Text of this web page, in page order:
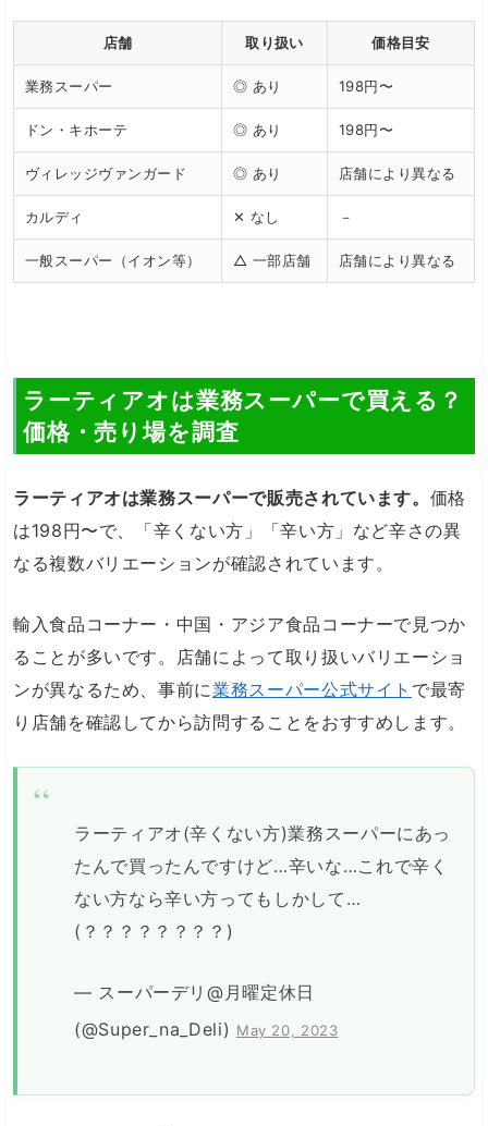
店舗 取り扱い 価格目安
業務スーパー ◎ あり 198円〜
ドン・キホーテ ◎ あり 198円〜
ヴィレッジヴァンガード ◎ あり 店舗により異なる
カルディ ✕ なし －
一般スーパー（イオン等） △ 一部店舗 店舗により異なる
ラーティアオは業務スーパーで買える？
価格・売り場を調査
ラーティアオは業務スーパーで販売されています。 価格
は198円〜で、「辛くない方」「辛い方」など辛さの異
なる複数バリエーションが確認されています。
輸入食品コーナー・中国・アジア食品コーナーで見つか
ることが多いです。店舗によって取り扱いバリエーショ
ンが異なるため、事前に業務スーパー公式サイト で最寄
り店舗を確認してから訪問することをおすすめします。
ラーティアオ(辛くない方)業務スーパーにあっ
たんで買ったんですけど…辛いな…これで辛く
ない方なら辛い方ってもしかして…
(？？？？？？？？)
— スーパーデリ@月曜定休日
(@Super_na_Deli) May 20, 2023